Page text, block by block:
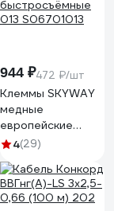
944 ₽472 ₽/шт
Клеммы SKYWAY
медные
европейские
быстросъёмные
4(29)